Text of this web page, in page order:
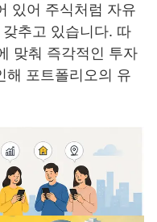
있어 주식처럼 자유
추고 있습니다. 따
맞춰 즉각적인 투자
해 포트폴리오의 유